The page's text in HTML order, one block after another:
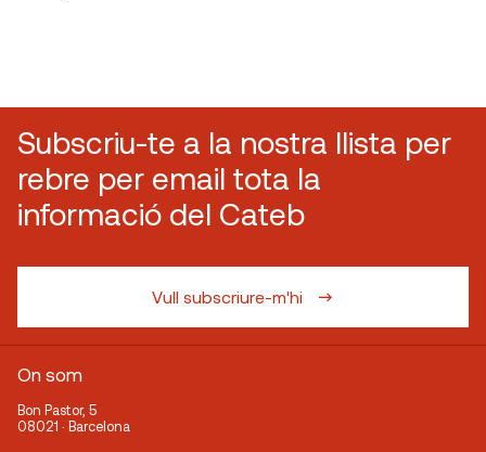
Subscriu-te a la nostra llista per
rebre per email tota la
informació del Cateb
Vull subscriure-m'hi
On som
Bon Pastor, 5
08021 · Barcelona